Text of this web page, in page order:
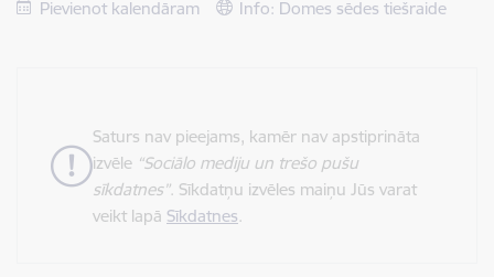
Pievienot kalendāram Info: Domes sēdes tiešraide
Saturs nav pieejams, kamēr nav apstiprināta
izvēle “Sociālo mediju un trešo pušu
sīkdatnes”. Sīkdatņu izvēles maiņu Jūs varat
veikt lapā Sīkdatnes.